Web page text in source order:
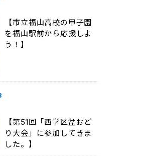
【市立福山高校の甲子園
を福山駅前から応援しよ
う！】
【第51回「西学区盆おど
り大会」に参加してきま
した。】